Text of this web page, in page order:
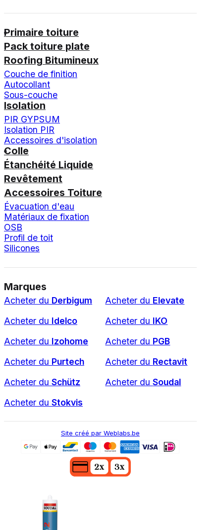
Primaire toiture
Pack toiture plate
Roofing Bitumineux
Couche de finition
Autocollant
Sous-couche
Isolation
PIR GYPSUM
Isolation PIR
Accessoires d'isolation
Colle
Étanchéité Liquide
Revêtement
Accessoires Toiture
Évacuation d'eau
Matériaux de fixation
OSB
Profil de toit
Silicones
Marques
Acheter du Derbigum Acheter du Elevate
Acheter du Idelco Acheter du IKO
Acheter du Izohome Acheter du PGB
Acheter du Purtech Acheter du Rectavit
Acheter du Schütz Acheter duSoudal
Acheter du Stokvis
Site créé par Weblabs.be